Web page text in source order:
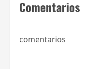
Comentarios
comentarios